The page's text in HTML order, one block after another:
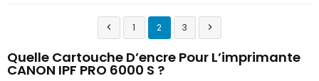
 1 2 3 
Quelle Cartouche D’encre Pour L’imprimante
CANON IPF PRO 6000 S ?